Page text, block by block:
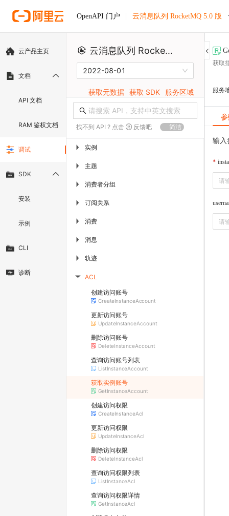
OpenAPI 门户 云消息队列 RocketMQ 5.0 版
云产品主页
文档
API 文档
RAM 鉴权文档
调试
SDK
安装
示例
CLI
诊断
云消息队列 RocketMQ 5.0 版
2022-08-01
获取元数据 获取 SDK 服务区域
找不到 API ? 点击 反馈吧 简洁
▶ 实例
▶ 主题
▶ 消费者分组
▶ 订阅关系
▶ 消费
▶ 消息
▶ 轨迹
▶ ACL
创建访问账号
CreateInstanceAccount
更新访问账号
UpdateInstanceAccount
删除访问账号
DeleteInstanceAccount
查询访问账号列表
ListInstanceAccount
获取实例账号
GetInstanceAccount
创建访问权限
CreateInstanceAcl
更新访问权限
UpdateInstanceAcl
删除访问权限
DeleteInstanceAcl
查询访问权限列表
ListInstanceAcl
查询访问权限详情
GetInstanceAcl
获取
服务
输入